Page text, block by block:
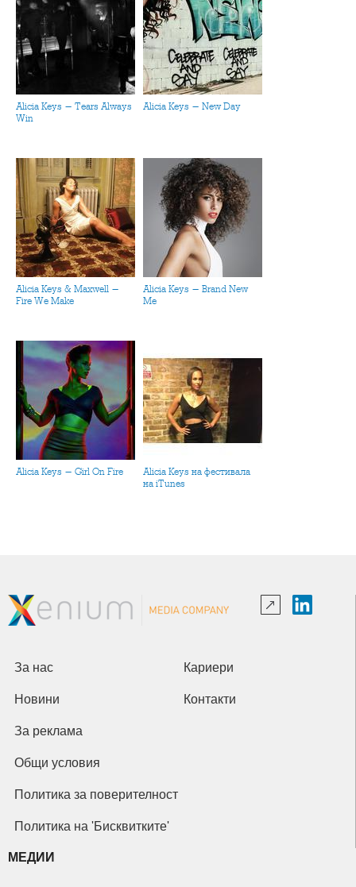
Alicia Keys - Tears Always
Win
Alicia Keys - New Day
Alicia Keys & Maxwell -
Fire We Make
Alicia Keys - Brand New
Me
Alicia Keys - Girl On Fire
Alicia Keys на фестивала
на iTunes
За нас Кариери
Новини Контакти
За реклама
Общи условия
Политика за поверителност
Политика на 'Бисквитките'
МЕДИИ